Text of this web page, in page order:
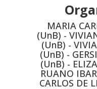
MARIA
(UnB) -
(UnB) -
(UnB) -
(UnB) -
RUANO
CARLOS DE